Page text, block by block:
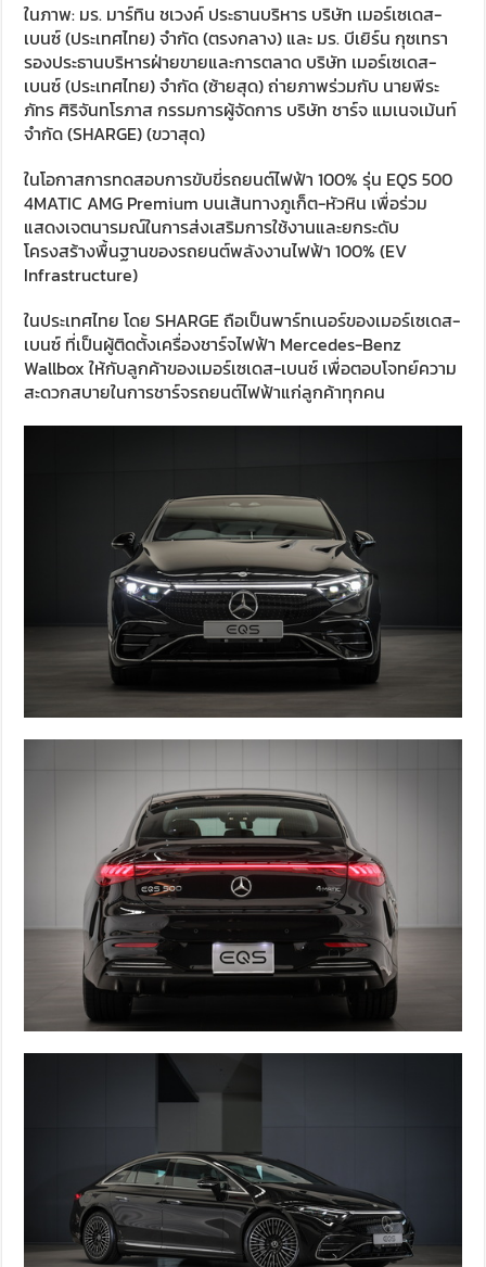
ในภาพ: มร. มาร์ทิน ชเวงค์ ประธานบริหาร บริษัท เมอร์เซเดส-
เบนซ์ (ประเทศไทย) จำกัด (ตรงกลาง) และ มร. บีเยิร์น กุซเทรา
รองประธานบริหารฝ่ายขายและการตลาด บริษัท เมอร์เซเดส-
เบนซ์ (ประเทศไทย) จำกัด (ซ้ายสุด) ถ่ายภาพร่วมกับ นายพีระ
ภัทร ศิริจันทโรภาส กรรมการผู้จัดการ บริษัท ชาร์จ แมเนจเม้นท์
จำกัด (SHARGE) (ขวาสุด)
ในโอกาสการทดสอบการขับขี่รถยนต์ไฟฟ้า 100% รุ่น EQS 500
4MATIC AMG Premium บนเส้นทางภูเก็ต-หัวหิน เพื่อร่วม
แสดงเจตนารมณ์ในการส่งเสริมการใช้งานและยกระดับ
โครงสร้างพื้นฐานของรถยนต์พลังงานไฟฟ้า 100% (EV
Infrastructure)
ในประเทศไทย โดย SHARGE ถือเป็นพาร์ทเนอร์ของเมอร์เซเดส-
เบนซ์ ที่เป็นผู้ติดตั้งเครื่องชาร์จไฟฟ้า Mercedes-Benz
Wallbox ให้กับลูกค้าของเมอร์เซเดส-เบนซ์ เพื่อตอบโจทย์ความ
สะดวกสบายในการชาร์จรถยนต์ไฟฟ้าแก่ลูกค้าทุกคน